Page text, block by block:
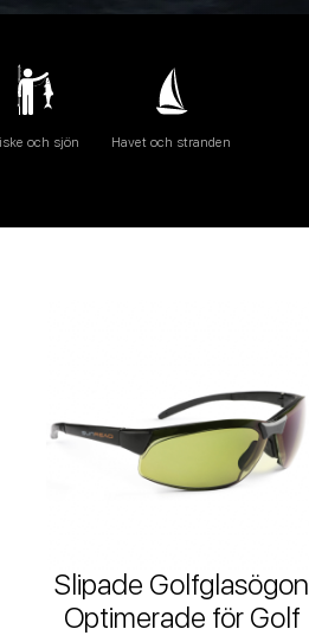
och sjön Havet och stranden
Slipade Golfglasögon
Optimerade för Golf